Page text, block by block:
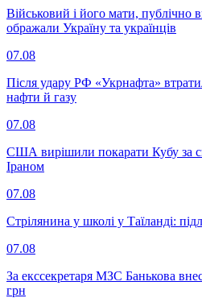
Військовий і його мати, публічно
ображали Україну та українців
07.08
Після удару РФ «Укрнафта»
нафти й газу
07.08
США вирішили покарати Кубу за
Іраном
07.08
Стрілянина у школі у Таїланді:
07.08
За екссекретаря МЗС Банькова
грн